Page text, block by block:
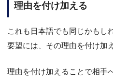
理由を付け加える
これも日本語でも同じかもし
要望には、その理由を付け加
理由を付け加えることで相手